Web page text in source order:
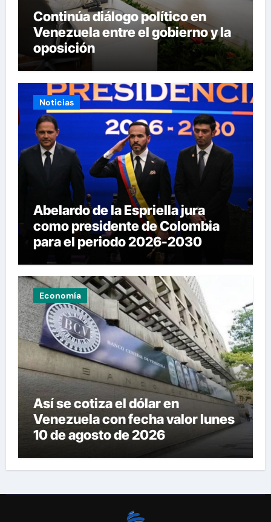
Continúa diálogo político en
Venezuela entre el gobierno y la
oposición
Noticias
Abelardo de la Espriella jura
como presidente de Colombia
para el periodo 2026-2030
Economía
Así se cotiza el dólar en
Venezuela con fecha valor lunes
10 de agosto de 2026